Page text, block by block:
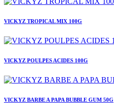
VICKYZ TROPICAL MIX 100G
VICKYZ POULPES ACIDES 100G
VICKYZ BARBE A PAPA BUBBLE GUM 50G